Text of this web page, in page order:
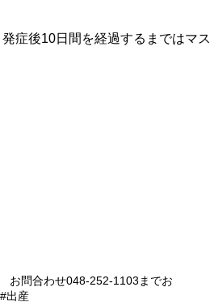
症後10日間を経過するまではマス
お問合わせ048-252-1103までお
出産